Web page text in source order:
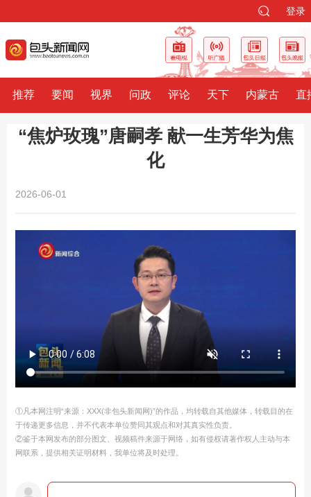
登录
推荐 要闻 视界 问政 评论 天下 内蒙古 直
“焦炉玫瑰”唐嗣孝 献一生芳华为焦
化
2026-06-01
①凡本网注明“来源：XXX(非包头新闻网)”的作品，均转载自其他媒体，转载目的在
于传递更多信息，并不代表本单位赞同其观点和对其真实性负责。
②鉴于本网发布的部分图文、视频稿件来源于网络，如有侵权请著作权人主动与本
网联系，提供相关证明材料，我单位将及时处理。